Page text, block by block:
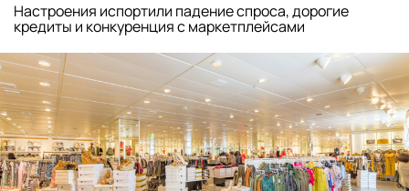
Настроения испортили падение спроса, дорогие
кредиты и конкуренция с маркетплейсами